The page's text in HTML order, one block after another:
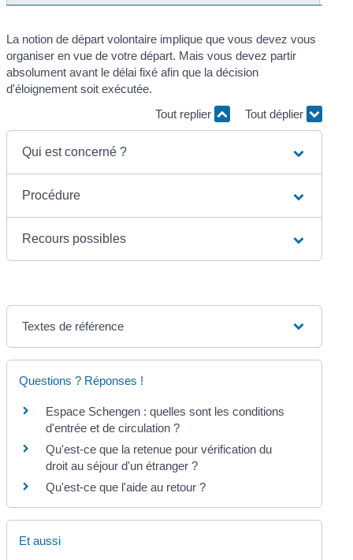
La notion de départ volontaire implique que vous devez vous
organiser en vue de votre départ. Mais vous devez partir
absolument avant le délai fixé afin que la décision
d'éloignement soit exécutée.
Tout replier
Tout déplier
Qui est concerné ?
Procédure
Recours possibles
Textes de référence
Questions ? Réponses !
Espace Schengen : quelles sont les conditions
d'entrée et de circulation ?
Qu'est-ce que la retenue pour vérification du
droit au séjour d'un étranger ?
Qu'est-ce que l'aide au retour ?
Et aussi